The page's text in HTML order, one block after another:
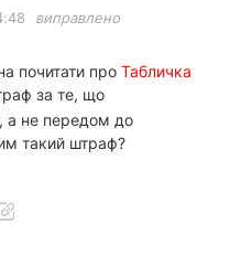
виправлено
почитати про Табличка
за те, що
а не передом до
такий штраф?